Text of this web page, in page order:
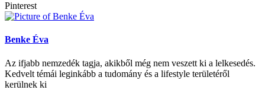
Pinterest
Benke Éva
Az ifjabb nemzedék tagja, akikből még nem veszett ki a lelkesedés.
Kedvelt témái leginkább a tudomány és a lifestyle területéről
kerülnek ki